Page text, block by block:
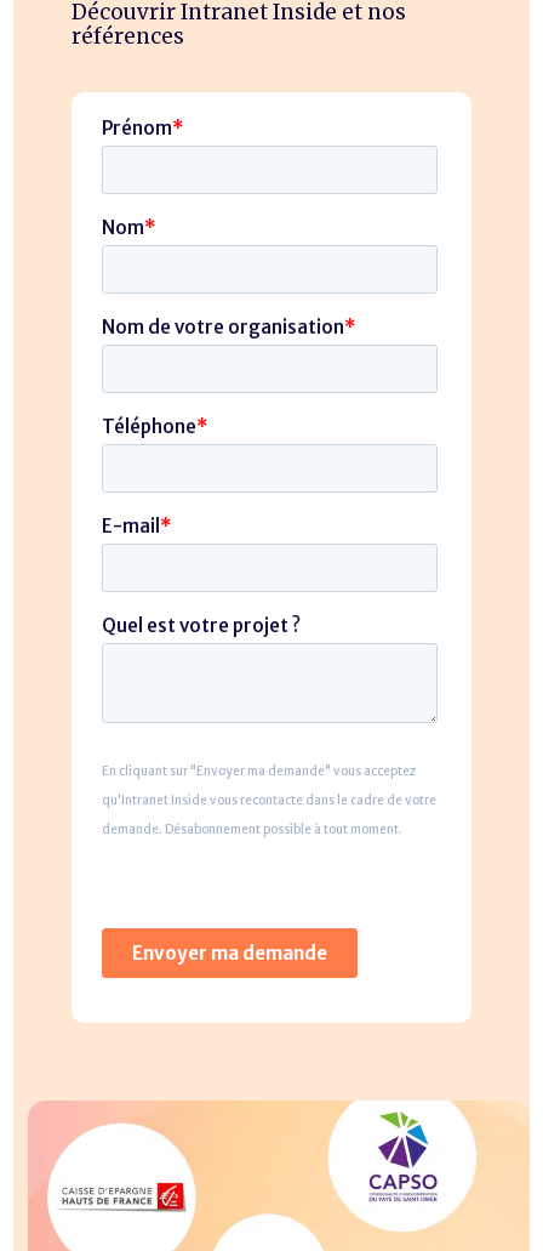
Découvrir Intranet Inside et nos
références